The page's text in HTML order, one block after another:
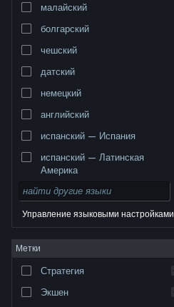
© Valve Corporation. Все права сохранены. Все
торговые марки являются собственностью
Правовая информация
Соглашение подписчика Steam
Файлы cookie
малайский
болгарский
чешский
датский
немецкий
английский
испанский — Испания
испанский — Латинская
Америка
Управление языковыми настройками
Метки
Стратегия
Экшен